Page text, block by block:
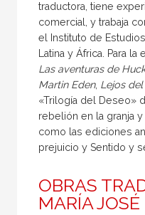
traductora, tiene
comercial, y trabaja
el Instituto de
Latina y África. Para
Las aventuras de
Martin Eden, Lejos
«Trilogía del Deseo»
rebelión en la granja y
como las ediciones
prejuicio y Sentido y
OBRAS
MARÍA